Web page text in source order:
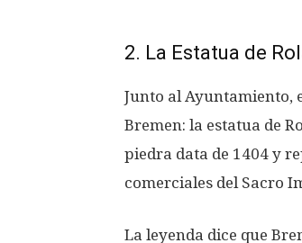
2. La Estatua de
Junto al Ayuntamiento,
Bremen: la estatua de
piedra data de 1404 y
comerciales del Sacro
La leyenda dice que